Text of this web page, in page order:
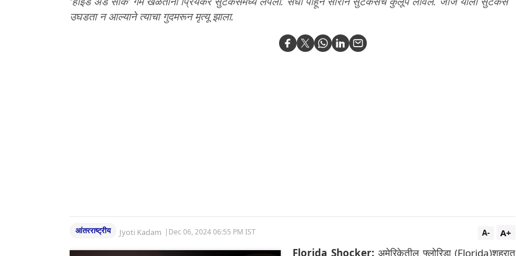
उघडता न आल्याने त्याचा गुदमरून मृत्यू झाला.
आंतरराष्ट्रीय Jyoti Kadam | Dec 06, 2024 06:55 PM IST A+
A-
Florida Shocker: अमेरिकेतील फ्लोरिडा (Florida)शहरात